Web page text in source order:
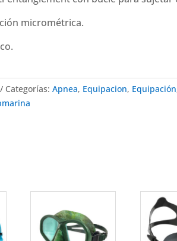
micrométrica.
Categorías: Apnea, Equipacion, Equipación